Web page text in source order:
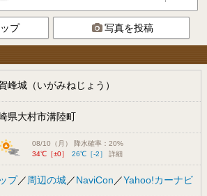
プ 写真を投稿
峰城（いがみねじょう）
県大村市溝陸町
08/10（月） 降水確率：20%
34℃［±0］
26℃［-2］ 詳細
プ／ 周辺の城／NaviCon ／Yahoo!カーナビ